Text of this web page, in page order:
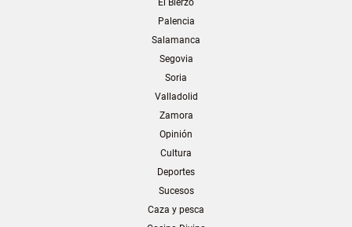
Palencia
Salamanca
Segovia
Soria
Valladolid
Zamora
Opinión
Cultura
Deportes
Sucesos
Caza y pesca